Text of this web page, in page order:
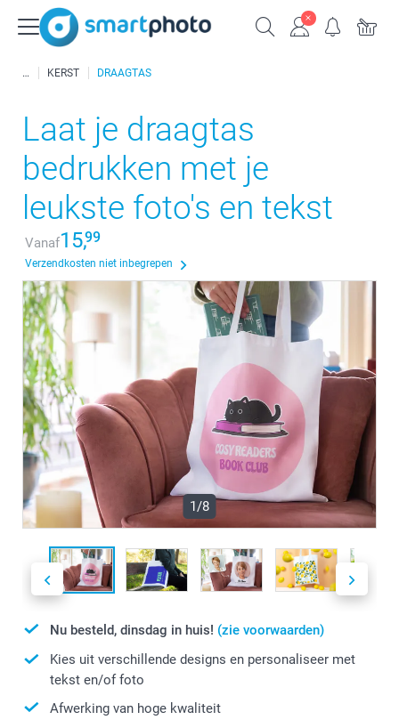
KERST DRAAGTAS
Laat je draagtas
bedrukken met je
leukste foto's en tekst
Vanaf15,99
Verzendkosten niet inbegrepen
1/8
Nu besteld, dinsdag in huis! (zie voorwaarden)
Kies uit verschillende designs en personaliseer met
tekst en/of foto
Afwerking van hoge kwaliteit